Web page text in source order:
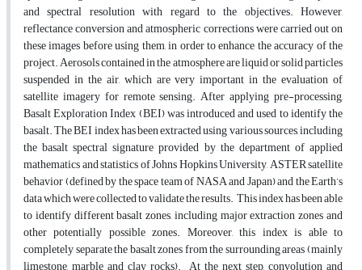
and spectral resolution with regard to the objectives. However,
reflectance conversion and atmospheric corrections were carried out on
these images before using them, in order to enhance the accuracy of the
project. Aerosols contained in the atmosphere are liquid or solid particles
suspended in the air, which are very important in the evaluation of
satellite imagery for remote sensing. After applying pre-processing,
Basalt Exploration Index (BEI) was introduced and used to identify the
basalt. The BEI index has been extracted using various sources, including
the basalt spectral signature provided by the department of applied
mathematics and statistics of Johns Hopkins University, ASTER satellite
behavior (defined by the space team of NASA and Japan) and the Earth’s
data which were collected to validate the results. This index has been able
to identify different basalt zones, including major extraction zones and
other potentially possible zones. Moreover, this index is able to
completely separate the basalt zones from the surrounding areas (mainly